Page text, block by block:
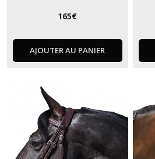
165€
AJOUTER AU PANIER